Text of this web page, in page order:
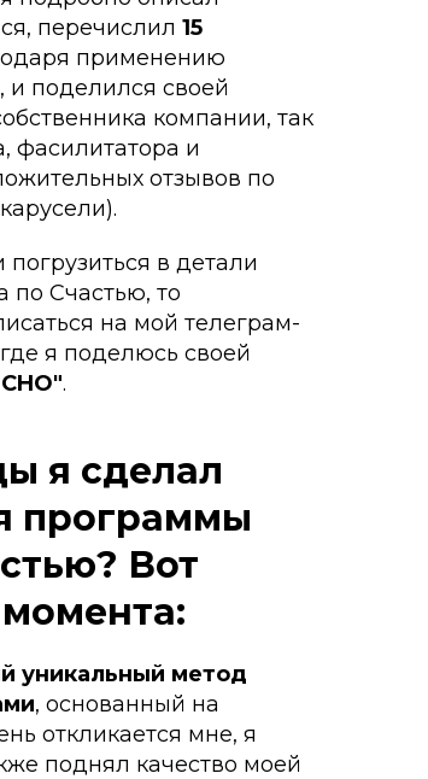
перечислил 15
применению
и поделился своей
компании, так
фасилитатора и
отзывов по
в детали
по Счастью, то
на мой телеграм-
я поделюсь своей
.
я сделал
программы
Вот
уникальный метод
, основанный на
откликается мне, я
поднял качество моей